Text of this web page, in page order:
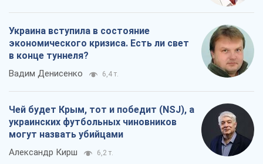
Украина вступила в состояние
экономического кризиса. Есть ли свет
в конце туннеля?
Вадим Денисенко 6,4 т.
Чей будет Крым, тот и победит (NSJ), а
украинских футбольных чиновников
могут назвать убийцами
Александр Кирш 6,2 т.